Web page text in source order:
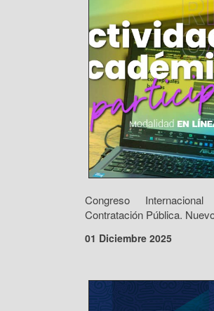
Congreso
Contratación Pública.
01 Diciembre 2025